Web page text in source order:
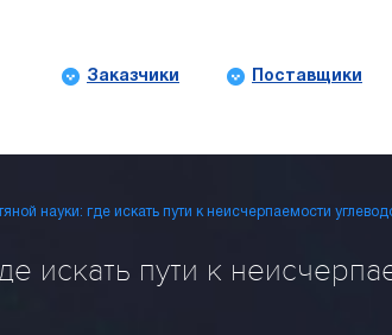
Заказчики Поставщики
науки: где искать пути к неисчерпаемости
искать пути к